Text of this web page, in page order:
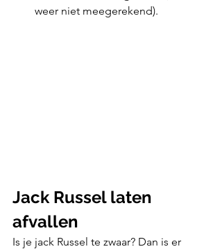
weer niet meegerekend).
Jack Russel laten
afvallen
Is je jack Russel te zwaar? Dan is er